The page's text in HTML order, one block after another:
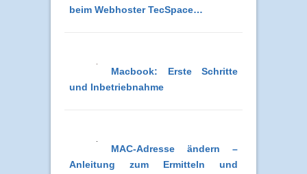
beim Webhoster TecSpace…
Macbook: Erste Schritte
und Inbetriebnahme
MAC-Adresse ändern –
Anleitung zum Ermitteln und